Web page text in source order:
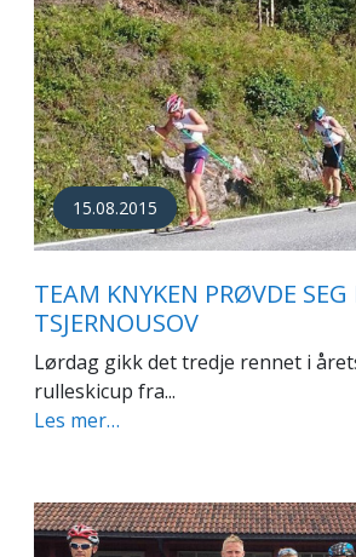
15.08.2015
TEAM KNYKEN PRØVDE
TSJERNOUSOV
Lørdag gikk det tredje rennet i
rulleskicup fra...
Les mer…